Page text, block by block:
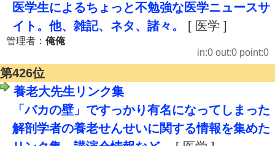
医学生によるちょっと不勉強な医学ニュースサ
イト。他、雑記、ネタ、諸々。
[ 医学 ]
管理者： 俺俺
in:0 out:0 point:0
第426位
養老大先生リンク集
「バカの壁」ですっかり有名になってしまった
解剖学者の養老せんせいに関する情報を集めた